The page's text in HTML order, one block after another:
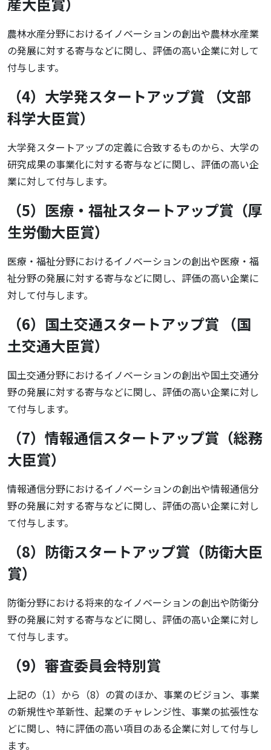
農林水産分野におけるイノベーションの創出や農林水産業
の発展に対する寄与などに関し、評価の高い企業に対して
付与します。
（4）大学発スタートアップ賞 （文部
科学大臣賞）
大学発スタートアップの定義に合致するものから、大学の
研究成果の事業化に対する寄与などに関し、評価の高い企
業に対して付与します。
（5）医療・福祉スタートアップ賞（厚
生労働大臣賞）
医療・福祉分野におけるイノベーションの創出や医療・福
祉分野の発展に対する寄与などに関し、評価の高い企業に
対して付与します。
（6）国土交通スタートアップ賞 （国
土交通大臣賞）
国土交通分野におけるイノベーションの創出や国土交通分
野の発展に対する寄与などに関し、評価の高い企業に対し
て付与します。
（7）情報通信スタートアップ賞（総務
大臣賞）
情報通信分野におけるイノベーションの創出や情報通信分
野の発展に対する寄与などに関し、評価の高い企業に対し
て付与します。
（8）防衛スタートアップ賞（防衛大臣
賞）
防衛分野における将来的なイノベーションの創出や防衛分
野の発展に対する寄与などに関し、評価の高い企業に対し
て付与します。
（9）審査委員会特別賞
上記の（1）から（8）の賞のほか、事業のビジョン、事業
の新規性や革新性、起業のチャレンジ性、事業の拡張性な
どに関し、特に評価の高い項目のある企業に対して付与し
ます。